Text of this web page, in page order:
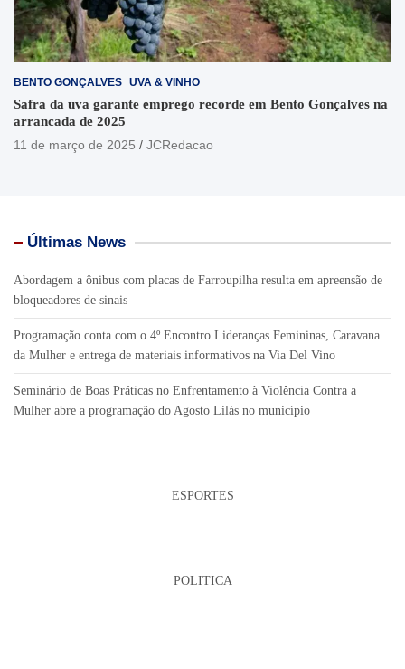
BENTO GONÇALVES UVA & VINHO
Safra da uva garante emprego recorde em Bento Gonçalves na
arrancada de 2025
11 de março de 2025
JCRedacao
Últimas News
Abordagem a ônibus com placas de Farroupilha resulta em apreensão de
bloqueadores de sinais
Programação conta com o 4º Encontro Lideranças Femininas, Caravana
da Mulher e entrega de materiais informativos na Via Del Vino
Seminário de Boas Práticas no Enfrentamento à Violência Contra a
Mulher abre a programação do Agosto Lilás no município
ESPORTES
POLITICA